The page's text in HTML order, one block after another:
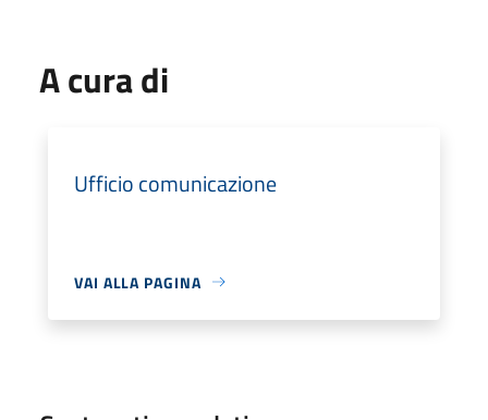
A cura di
Ufficio comunicazione
VAI ALLA PAGINA